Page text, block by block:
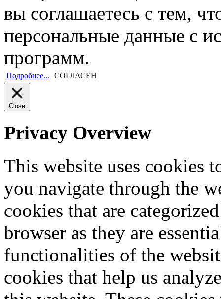
вы соглашаетесь с тем,
персональные данные с
программ.
Подробнее... СОГЛАСЕН
Close
Privacy Overview
This website uses cookies
you navigate through the
cookies that are
browser as they are
functionalities of the
cookies that help us